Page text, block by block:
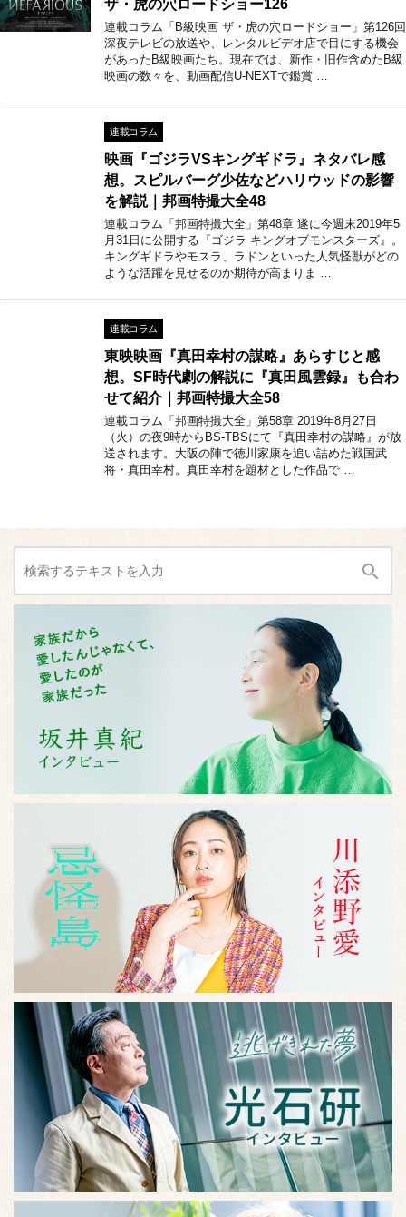
ザ・虎の穴ロードショー126
連載コラム「B級映画 ザ・虎の穴ロードショー」第126回
深夜テレビの放送や、レンタルビデオ店で目にする機会
があったB級映画たち。現在では、新作・旧作含めたB級
映画の数々を、動画配信U-NEXTで鑑賞 …
連載コラム
映画『ゴジラVSキングギドラ』ネタバレ感
想。スピルバーグ少佐などハリウッドの影響
を解説｜邦画特撮大全48
連載コラム「邦画特撮大全」第48章 遂に今週末2019年5
月31日に公開する『ゴジラ キングオブモンスターズ』。
キングギドラやモスラ、ラドンといった人気怪獣がどの
ような活躍を見せるのか期待が高まりま …
連載コラム
東映映画『真田幸村の謀略』あらすじと感
想。SF時代劇の解説に『真田風雲録』も合わ
せて紹介｜邦画特撮大全58
連載コラム「邦画特撮大全」第58章 2019年8月27日
（火）の夜9時からBS-TBSにて『真田幸村の謀略』が放
送されます。大阪の陣で徳川家康を追い詰めた戦国武
将・真田幸村。真田幸村を題材とした作品で …